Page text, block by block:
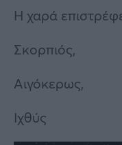
Η χαρά
Σκορπιός,
Αιγόκερως,
Ιχθύς